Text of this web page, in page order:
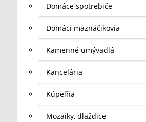
Domáce spotrebiče
Domáci maznáčikovia
Kamenné umývadlá
Kancelária
Kúpeľňa
Mozaiky, dlaždice